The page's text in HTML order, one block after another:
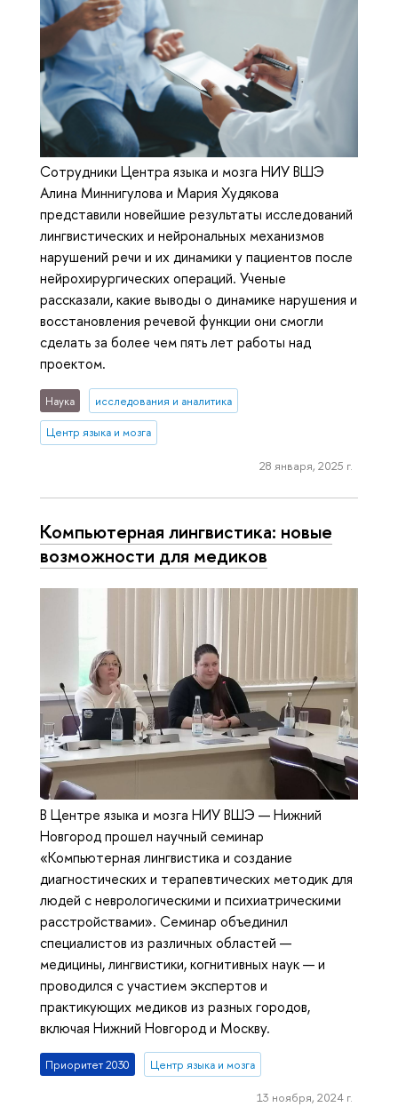
Сотрудники Центра языка и мозга НИУ ВШЭ
Алина Миннигулова и Мария Худякова
представили новейшие результаты исследований
лингвистических и нейрональных механизмов
нарушений речи и их динамики у пациентов после
нейрохирургических операций. Ученые
рассказали, какие выводы о динамике нарушения и
восстановления речевой функции они смогли
сделать за более чем пять лет работы над
проектом.
Наука исследования и аналитика
Центр языка и мозга
28 января, 2025 г.
Компьютерная лингвистика: новые
возможности для медиков
В Центре языка и мозга НИУ ВШЭ — Нижний
Новгород прошел научный семинар
«Компьютерная лингвистика и создание
диагностических и терапевтических методик для
людей с неврологическими и психиатрическими
расстройствами». Семинар объединил
специалистов из различных областей —
медицины, лингвистики, когнитивных наук — и
проводился с участием экспертов и
практикующих медиков из разных городов,
включая Нижний Новгород и Москву.
Приоритет 2030 Центр языка и мозга
13 ноября, 2024 г.